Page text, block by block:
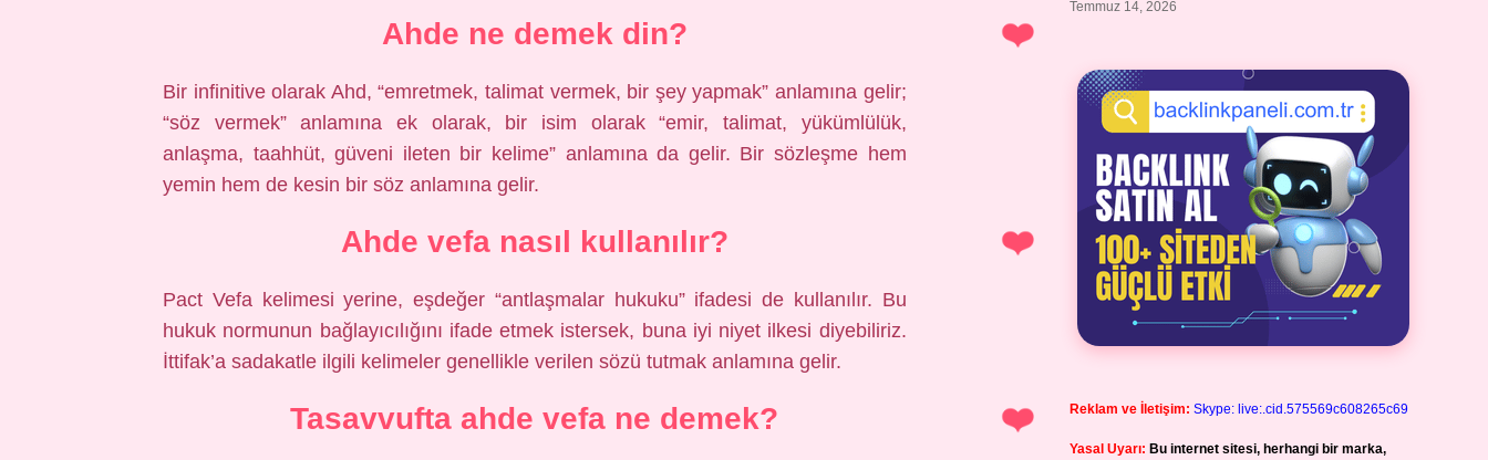
Ahde ne demek din?
Bir infinitive olarak Ahd, “emretmek, talimat vermek, bir şey yapmak” anlamına gelir;
“söz vermek” anlamına ek olarak, bir isim olarak “emir, talimat, yükümlülük,
anlaşma, taahhüt, güveni ileten bir kelime” anlamına da gelir. Bir sözleşme hem
yemin hem de kesin bir söz anlamına gelir.
Ahde vefa nasıl kullanılır?
Pact Vefa kelimesi yerine, eşdeğer “antlaşmalar hukuku” ifadesi de kullanılır. Bu
hukuk normunun bağlayıcılığını ifade etmek istersek, buna iyi niyet ilkesi diyebiliriz.
İttifak’a sadakatle ilgili kelimeler genellikle verilen sözü tutmak anlamına gelir.
Tasavvufta ahde vefa ne demek?
Temmuz 14, 2026
Reklam ve İletişim: Skype: live:.cid.575569c608265c69
Yasal Uyarı: Bu internet sitesi, herhangi bir marka,